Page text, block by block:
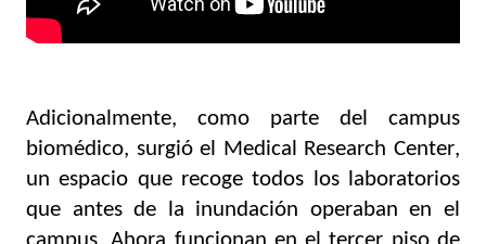
Adicionalmente, como parte del campus
biomédico, surgió el Medical Research Center,
un espacio que recoge todos los laboratorios
que antes de la inundación operaban en el